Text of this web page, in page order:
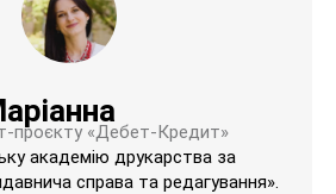
проєкту «Дебет-Кредит»
академію друкарства за
справа та редагування».